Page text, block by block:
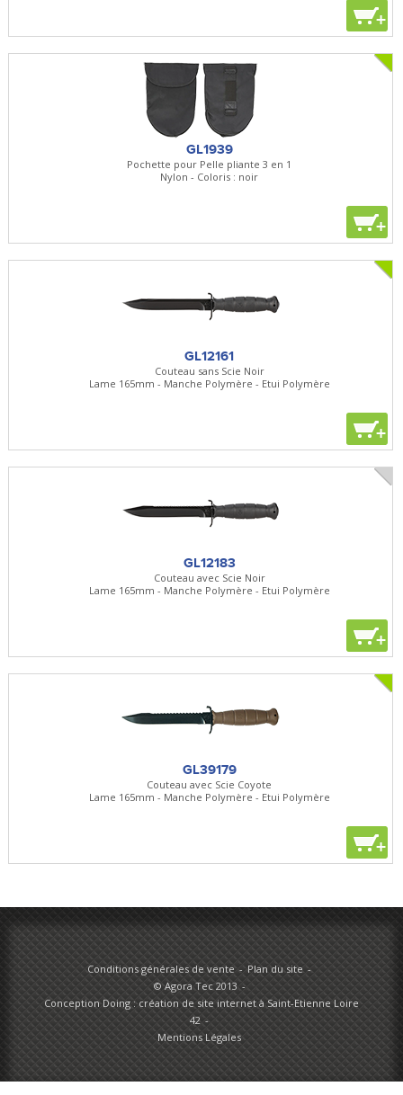
+
GL1939
Pochette pour Pelle pliante 3 en 1
Nylon - Coloris : noir
+
GL12161
Couteau sans Scie Noir
Lame 165mm - Manche Polymère - Etui Polymère
+
GL12183
Couteau avec Scie Noir
Lame 165mm - Manche Polymère - Etui Polymère
+
GL39179
Couteau avec Scie Coyote
Lame 165mm - Manche Polymère - Etui Polymère
+
Conditions générales de vente
Plan du site
© Agora Tec 2013
Conception Doing : création de site internet à Saint-Etienne Loire
42
Mentions Légales